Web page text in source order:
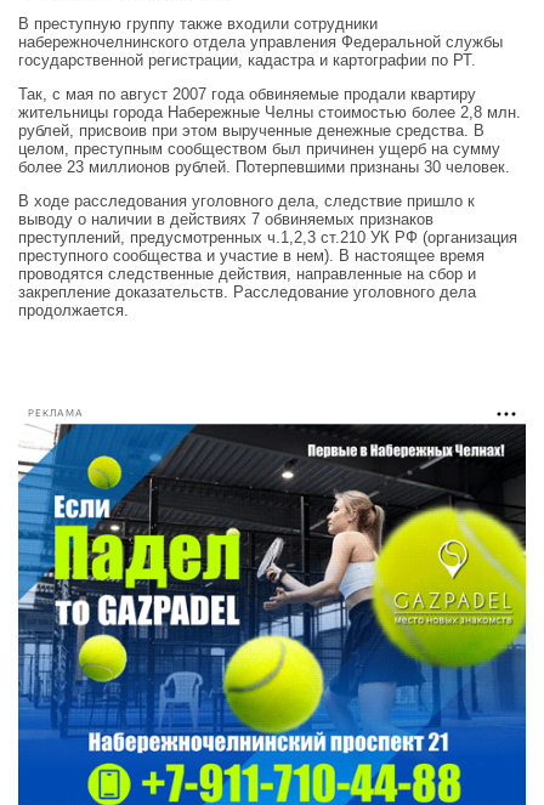
В преступную группу также входили сотрудники
набережночелнинского отдела управления Федеральной службы
государственной регистрации, кадастра и картографии по РТ.
Так, с мая по август 2007 года обвиняемые продали квартиру
жительницы города Набережные Челны стоимостью более 2,8 млн.
рублей, присвоив при этом вырученные денежные средства. В
целом, преступным сообществом был причинен ущерб на сумму
более 23 миллионов рублей. Потерпевшими признаны 30 человек.
В ходе расследования уголовного дела, следствие пришло к
выводу о наличии в действиях 7 обвиняемых признаков
преступлений, предусмотренных ч.1,2,3 ст.210 УК РФ (организация
преступного сообщества и участие в нем). В настоящее время
проводятся следственные действия, направленные на сбор и
закрепление доказательств. Расследование уголовного дела
продолжается.
РЕКЛАМА